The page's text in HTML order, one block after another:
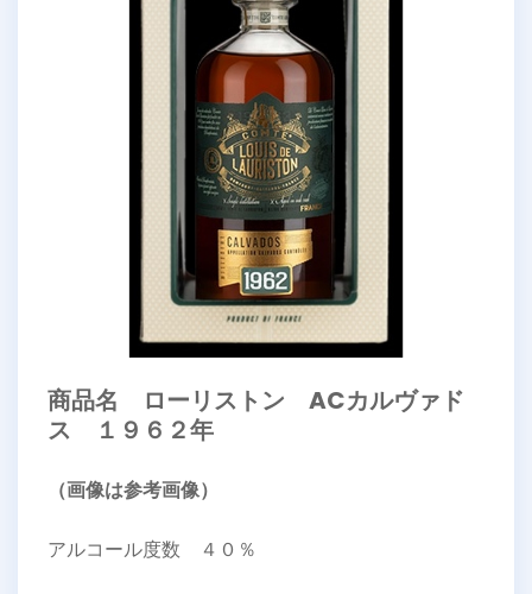
商品名 ローリストン ACカルヴァド
ス １９６２年
（画像は参考画像）
アルコール度数 ４０％